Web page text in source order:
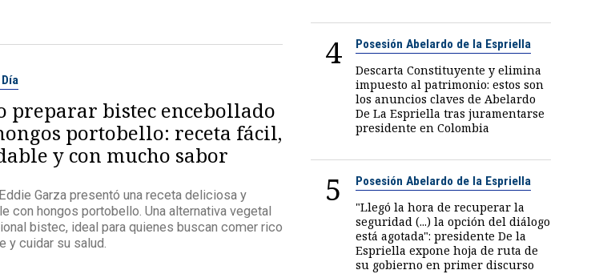
preparar bistec encebollado
portobello: receta fácil,
y con mucho sabor
Garza presentó una receta deliciosa y
con hongos portobello. Una alternativa vegetal
bistec, ideal para quienes buscan comer rico
y cuidar su salud.
4 Posesión Abelardo de la Espriella
Descarta Constituyente y elimina
impuesto al patrimonio: estos son
los anuncios claves de Abelardo
De La Espriella tras juramentarse
presidente en Colombia
5 Posesión Abelardo de la Espriella
"Llegó la hora de recuperar la
seguridad (...) la opción del diálogo
está agotada": presidente De la
Espriella expone hoja de ruta de
su gobierno en primer discurso